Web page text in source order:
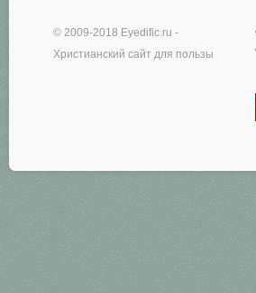
© 2009-2018 Eyedific.ru -
Христианский сайт для пользы